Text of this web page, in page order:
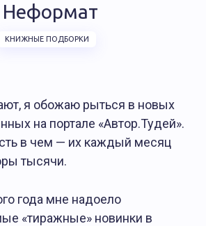
Неформат
КНИЖНЫЕ ПОДБОРКИ
я обожаю рыться в новых
на портале «Автор.Тудей».
в чем — их каждый месяц
тысячи.
года мне надоело
«тиражные» новинки в